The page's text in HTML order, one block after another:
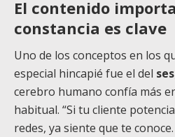
El contenido
constancia es clave
Uno de los conceptos en los
especial hincapié fue el del
cerebro humano confía más
habitual. “Si tu cliente
redes, ya siente que te